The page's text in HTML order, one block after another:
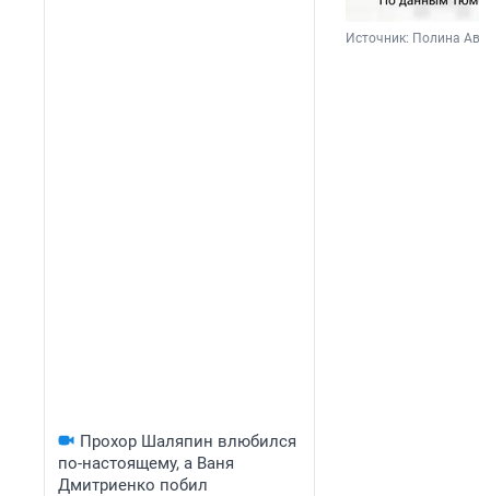
Прохор Шаляпин влюбился
по-настоящему, а Ваня
Дмитриенко побил
Источник: Полина